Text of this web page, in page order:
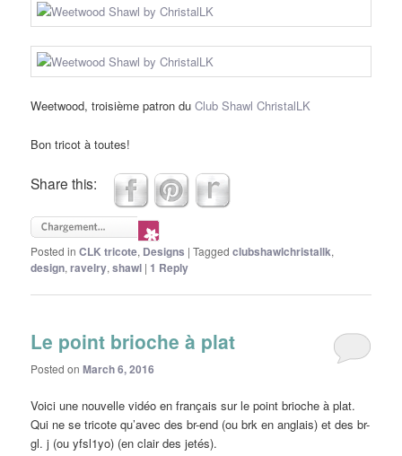
Weetwood, troisième patron duClub Shawl ChristalLK
Bon tricot à toutes!
Share this:
Posted in CLK tricote, Designs |Tagged clubshawlchristallk,
design,ravelry,shawl | 1 Reply
Le point brioche à plat
Posted onMarch 6, 2016
Voici une nouvelle vidéo en français sur le point brioche à plat.
Qui ne se tricote qu’avec des br-end (ou brk en anglais) et des br-
gl. j (ou yfsl1yo) (en clair des jetés).